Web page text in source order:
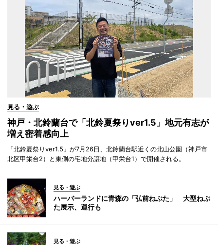
見る・遊ぶ
神戸・北鈴蘭台で「北鈴夏祭りver1.5」地元有志が
増え密着感向上
「北鈴夏祭りver1.5」が7月26日、北鈴蘭台駅近くの北山公園（神戸市
北区甲栄台2）と東側の宅地分譲地（甲栄台1）で開催される。
見る・遊ぶ
ハーバーランドに青森の「弘前ねぷた」 大型ねぷ
た展示、運行も
見る・遊ぶ